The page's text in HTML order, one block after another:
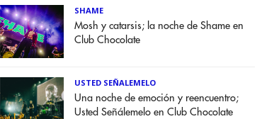
SHAME
Mosh y catarsis; la noche de Shame en
Club Chocolate
USTED SEÑALEMELO
Una noche de emoción y reencuentro;
Usted Señálemelo en Club Chocolate